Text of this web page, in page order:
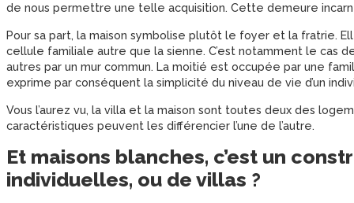
de nous permettre une telle acquisition. Cette demeure
Pour sa part, la maison symbolise plutôt le foyer et la fratrie.
cellule familiale autre que la sienne. C’est notamment le cas
autres par un mur commun. La moitié est occupée par une
exprime par conséquent la simplicité du niveau de vie d’un
Vous l’aurez vu, la villa et la maison sont toutes deux des
caractéristiques peuvent les différencier l’une de l’autre.
Et maisons blanches, c’est un
individuelles, ou de villas ?